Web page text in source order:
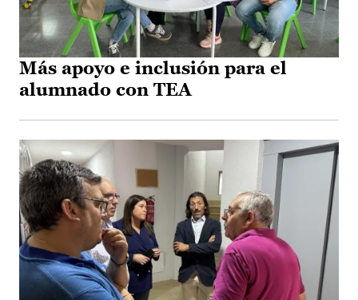
Más apoyo e inclusión para el
alumnado con TEA